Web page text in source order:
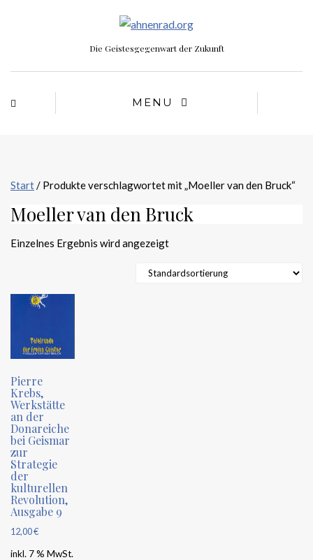
Die Geistesgegenwart der Zukunft
MENU
Start/ Produkte verschlagwortet mit „Moeller van den Bruck“
Moeller van den Bruck
Einzelnes Ergebnis wird angezeigt
Pierre
Krebs,
Werkstätte
an der
Donareiche
bei Geismar
zur
Strategie
der
kulturellen
Revolution,
Ausgabe 9
12,00€
inkl. 7 % MwSt.